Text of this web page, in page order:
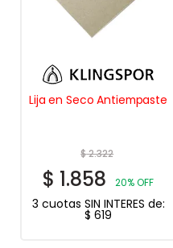
Lija en Seco Antiempaste
$2.322
$ 1.858 20% OFF
3 cuotas SIN INTERES de:
$ 619